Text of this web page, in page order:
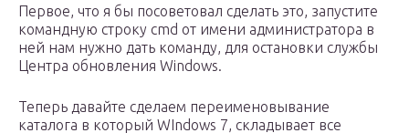
Первое, что я бы посоветовал сделать это, запустите
командную строку cmd от имени администратора в
ней нам нужно дать команду, для остановки службы
Центра обновления Windows.
Теперь давайте сделаем переименовывание
каталога в который WIndows 7, складывает все